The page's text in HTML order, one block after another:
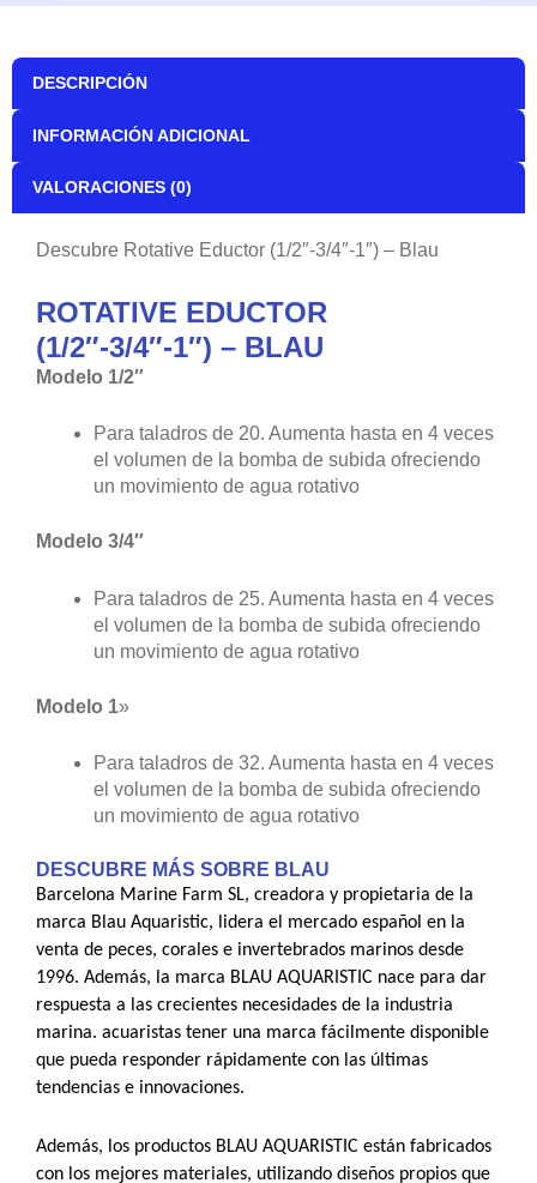
DESCRIPCIÓN
INFORMACIÓN ADICIONAL
VALORACIONES (0)
Descubre Rotative Eductor (1/2″-3/4″-1″) – Blau
ROTATIVE EDUCTOR
(1/2″-3/4″-1″) – BLAU
Modelo 1/2″
Para taladros de 20. Aumenta hasta en 4 veces
el volumen de la bomba de subida ofreciendo
un movimiento de agua rotativo
Modelo 3/4″
Para taladros de 25. Aumenta hasta en 4 veces
el volumen de la bomba de subida ofreciendo
un movimiento de agua rotativo
Modelo 1»
Para taladros de 32. Aumenta hasta en 4 veces
el volumen de la bomba de subida ofreciendo
un movimiento de agua rotativo
DESCUBRE MÁS SOBRE BLAU
Barcelona Marine Farm SL, creadora y propietaria de la
marca Blau Aquaristic, lidera el mercado español en la
venta de peces, corales e invertebrados marinos desde
1996. Además, la marca BLAU AQUARISTIC nace para dar
respuesta a las crecientes necesidades de la industria
marina. acuaristas tener una marca fácilmente disponible
que pueda responder rápidamente con las últimas
tendencias e innovaciones.
Además, los productos BLAU AQUARISTIC están fabricados
con los mejores materiales, utilizando diseños propios que